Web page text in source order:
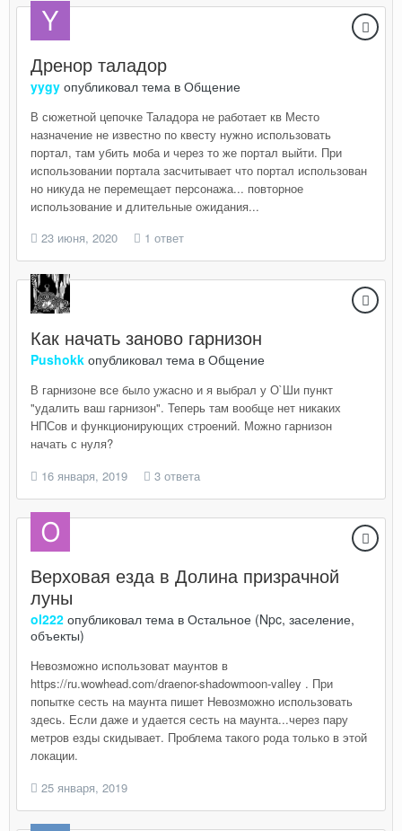
Дренор таладор
yygy опубликовал тема в Общение
В сюжетной цепочке Таладора не работает кв Место
назначение не известно по квесту нужно использовать
портал, там убить моба и через то же портал выйти. При
использовании портала засчитывает что портал использован
но никуда не перемещает персонажа... повторное
использование и длительные ожидания...
23 июня, 2020
1 ответ
Как начать заново гарнизон
Pushokk опубликовал тема в Общение
В гарнизоне все было ужасно и я выбрал у О`Ши пункт
"удалить ваш гарнизон". Теперь там вообще нет никаких
НПСов и функционирующих строений. Можно гарнизон
начать с нуля?
16 января, 2019
3 ответа
Верховая езда в Долина призрачной
луны
ol222 опубликовал тема в Остальное (Npc, заселение,
объекты)
Невозможно использоват маунтов в
https://ru.wowhead.com/draenor-shadowmoon-valley . При
попытке сесть на маунта пишет Невозможно использовать
здесь. Если даже и удается сесть на маунта...через пару
метров езды скидывает. Проблема такого рода только в этой
локации.
25 января, 2019